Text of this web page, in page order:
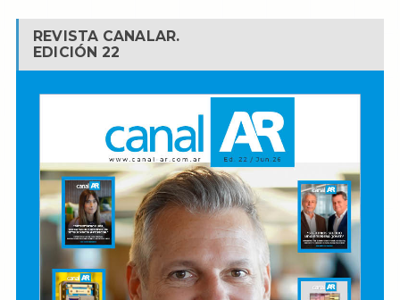
REVISTA CANALAR.
EDICIÓN 22